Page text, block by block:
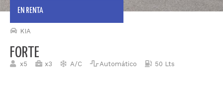
EN RENTA
KIA
FORTE
x5 x3 A/C Automático 50 Lts